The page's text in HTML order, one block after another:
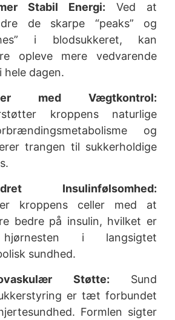
Stabil Energi: Ved at
de skarpe “peaks” og
i blodsukkeret, kan
opleve mere vedvarende
hele dagen.
med Vægtkontrol:
kroppens naturlige
og
trangen til sukkerholdige
Insulinfølsomhed:
kroppens celler med at
bedre på insulin, hvilket er
i langsigtet
sundhed.
Støtte: Sund
er tæt forbundet
Formlen sigter